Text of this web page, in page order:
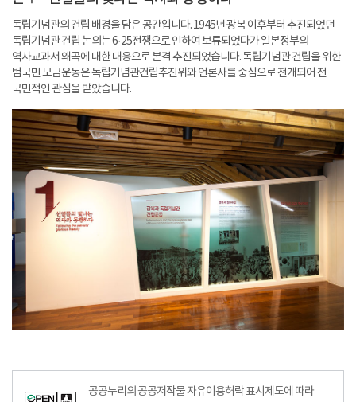
독립기념관의 건립 배경을 담은 공간입니다. 1945년 광복 이후부터 추진되었던
독립기념관 건립 논의는 6·25전쟁으로 인하여 보류되었다가 일본정부의
역사교과서 왜곡에 대한 대응으로 본격 추진되었습니다. 독립기념관 건립을 위한
범국민 모금운동은 독립기념관건립추진위와 언론사를 중심으로 전개되어 전
국민적인 관심을 받았습니다.
공공누리의 공공저작물 자유이용허락 표시제도에 따라